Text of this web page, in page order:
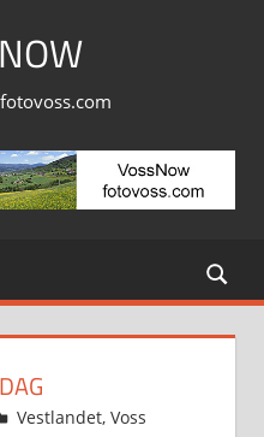
Svein
Vestlandet, Voss